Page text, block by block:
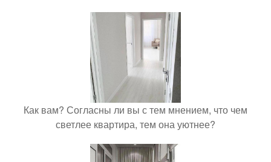
Как вам? Согласны ли вы с тем мнением, что чем
светлее квартира, тем она уютнее?